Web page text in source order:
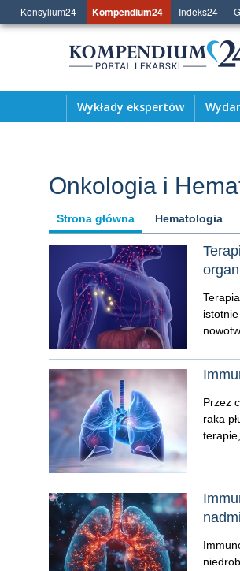
Konsylium24 Kompendium24 Indeks24
Wykłady ekspertów
Onkologia i
Strona główna Hematologia
Przez
raka